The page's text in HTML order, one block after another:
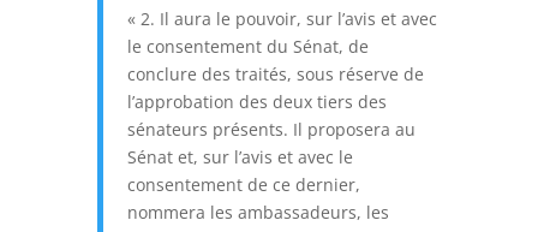
« 2. Il aura le pouvoir, sur l’avis et avec
le consentement du Sénat, de
conclure des traités, sous réserve de
l’approbation des deux tiers des
sénateurs présents. Il proposera au
Sénat et, sur l’avis et avec le
consentement de ce dernier,
nommera les ambassadeurs, les